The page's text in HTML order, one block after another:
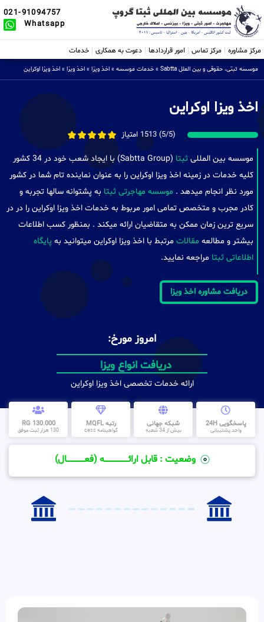
021-91094757
Whatsapp
مرکز مشاوره مرکز تماس امور قراردادها دعوت به همکاری خدمات
موسسه ثبتی، حقوقی و بین الملل Sabtta » خدمات موسسه » اخذ ویزا » اخذ ویزا » اخذ ویزا اوکراین
اخذ ویزا اوکراین
(5/5) 1513 امتیاز
موسسه بین المللی ثبتا
(Sabtta Group) با ایجاد شعب خود در 34 کشور
کلیه خدمات در زمینه اخذ ویزا اوکراین را به عنوان نماینده تام شما در کشور
مورد نظر انجام میدهد . موسسه مهاجرتی ثبتا به پشتوانه سالها تجربه و
کادر مجرب و متخصص تمامی امور مربوط به خدمات اخذ ویزا اوکراین را در در
سریع ترین زمان ممکن به متقاضیان ارائه میکند . بمنظور کسب اطلاعات
بیشتر و مطالعه مقالات مرتبط با اخذ ویزا اوکراین میتوانید به پایگاه
اطلاعاتی ثبتا مراجعه نمایید.
دریافت مشاوره اخذ ویزا
امروز مورخ:
دریافت انواع ویزا
ارائه خدمات تخصصی اخذ ویزا اوکراین
پاسخگویی 24H
واحد پشتیبانی
شبکه جهانی
بیش از 34 شعبه
رتبه MQFL
گواهینامه cess
130.000 RG
130 هزار ثبت موفق
وضعیت : قابل ارائــــــــــــــــــــه (فعـــــــــــــــال)